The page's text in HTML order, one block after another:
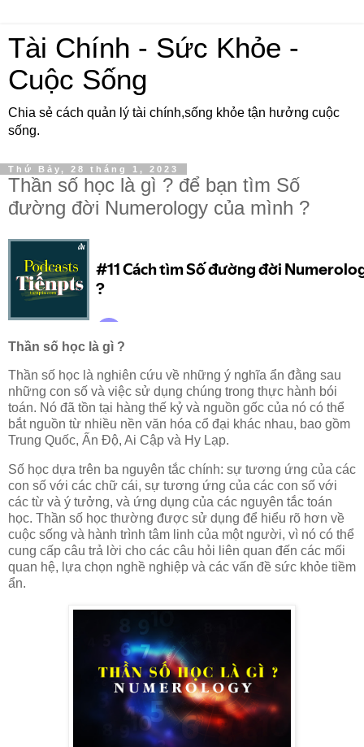
Tài Chính - Sức Khỏe -
Cuộc Sống
Chia sẻ cách quản lý tài chính,sống khỏe tận hưởng cuộc
sống.
Thứ Bảy, 28 tháng 1, 2023
Thần số học là gì ? để bạn tìm Số
đường đời Numerology của mình ?
Thần số học là gì ?
Thần số học là nghiên cứu về những ý nghĩa ẩn đằng sau
những con số và việc sử dụng chúng trong thực hành bói
toán. Nó đã tồn tại hàng thế kỷ và nguồn gốc của nó có thể
bắt nguồn từ nhiều nền văn hóa cổ đại khác nhau, bao gồm
Trung Quốc, Ấn Độ, Ai Cập và Hy Lạp.
Số học dựa trên ba nguyên tắc chính: sự tương ứng của các
con số với các chữ cái, sự tương ứng của các con số với
các từ và ý tưởng, và ứng dụng của các nguyên tắc toán
học. Thần số học thường được sử dụng để hiểu rõ hơn về
cuộc sống và hành trình tâm linh của một người, vì nó có thể
cung cấp câu trả lời cho các câu hỏi liên quan đến các mối
quan hệ, lựa chọn nghề nghiệp và các vấn đề sức khỏe tiềm
ẩn.